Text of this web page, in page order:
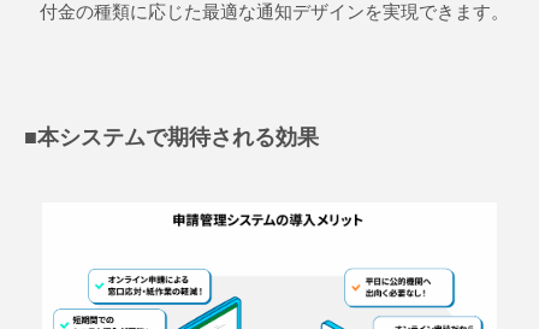
付金の種類に応じた最適な通知デザインを実現できます。
■本システムで期待される効果